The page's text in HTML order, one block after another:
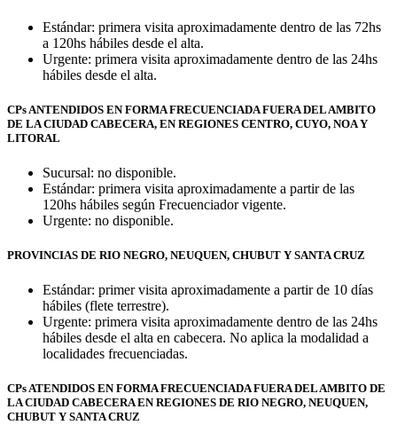
Estándar: primera visita aproximadamente dentro de las 72hs
a 120hs hábiles desde el alta.
Urgente: primera visita aproximadamente dentro de las 24hs
hábiles desde el alta.
CPs ANTENDIDOS EN FORMA FRECUENCIADA FUERA DEL AMBITO
DE LA CIUDAD CABECERA, EN REGIONES CENTRO, CUYO, NOA Y
LITORAL
Sucursal: no disponible.
Estándar: primera visita aproximadamente a partir de las
120hs hábiles según Frecuenciador vigente.
Urgente: no disponible.
PROVINCIAS DE RIO NEGRO, NEUQUEN, CHUBUT Y SANTA CRUZ
Estándar: primer visita aproximadamente a partir de 10 días
hábiles (flete terrestre).
Urgente: primera visita aproximadamente dentro de las 24hs
hábiles desde el alta en cabecera. No aplica la modalidad a
localidades frecuenciadas.
CPs ATENDIDOS EN FORMA FRECUENCIADA FUERA DEL AMBITO DE
LA CIUDAD CABECERA EN REGIONES DE RIO NEGRO, NEUQUEN,
CHUBUT Y SANTA CRUZ